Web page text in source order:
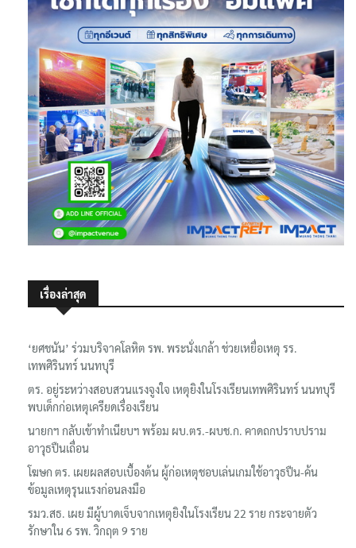
เรื่องล่าสุด
‘ยศชนัน’ ร่วมบริจาคโลหิต รพ. พระนั่งเกล้า ช่วยเหยื่อเหตุ รร.
เทพศิรินทร์ นนทบุรี
ตร. อยู่ระหว่างสอบสวนแรงจูงใจ เหตุยิงในโรงเรียนเทพศิรินทร์ นนทบุรี
พบเด็กก่อเหตุเครียดเรื่องเรียน
นายกฯ กลับเข้าทำเนียบฯ พร้อม ผบ.ตร.-ผบช.ก. คาดถกปราบปราม
อาวุธปืนเถื่อน
โฆษก ตร. เผยผลสอบเบื้องต้น ผู้ก่อเหตุชอบเล่นเกมใช้อาวุธปืน-ค้น
ข้อมูลเหตุรุนแรงก่อนลงมือ
รมว.สธ. เผย มีผู้บาดเจ็บจากเหตุยิงในโรงเรียน 22 ราย กระจายตัว
รักษาใน 6 รพ. วิกฤต 9 ราย